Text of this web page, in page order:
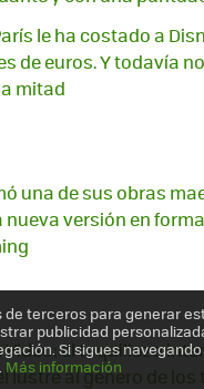
le ha costado a
de euros. Y todavía
mitad
una de sus obras
versión en
Video: el taquillazo
lustre al género de los
de terceros para generar
publicidad
Si sigues
Más información